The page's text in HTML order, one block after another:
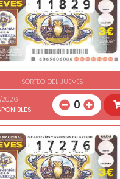
SORTEO DEL JUEVES
2026
0